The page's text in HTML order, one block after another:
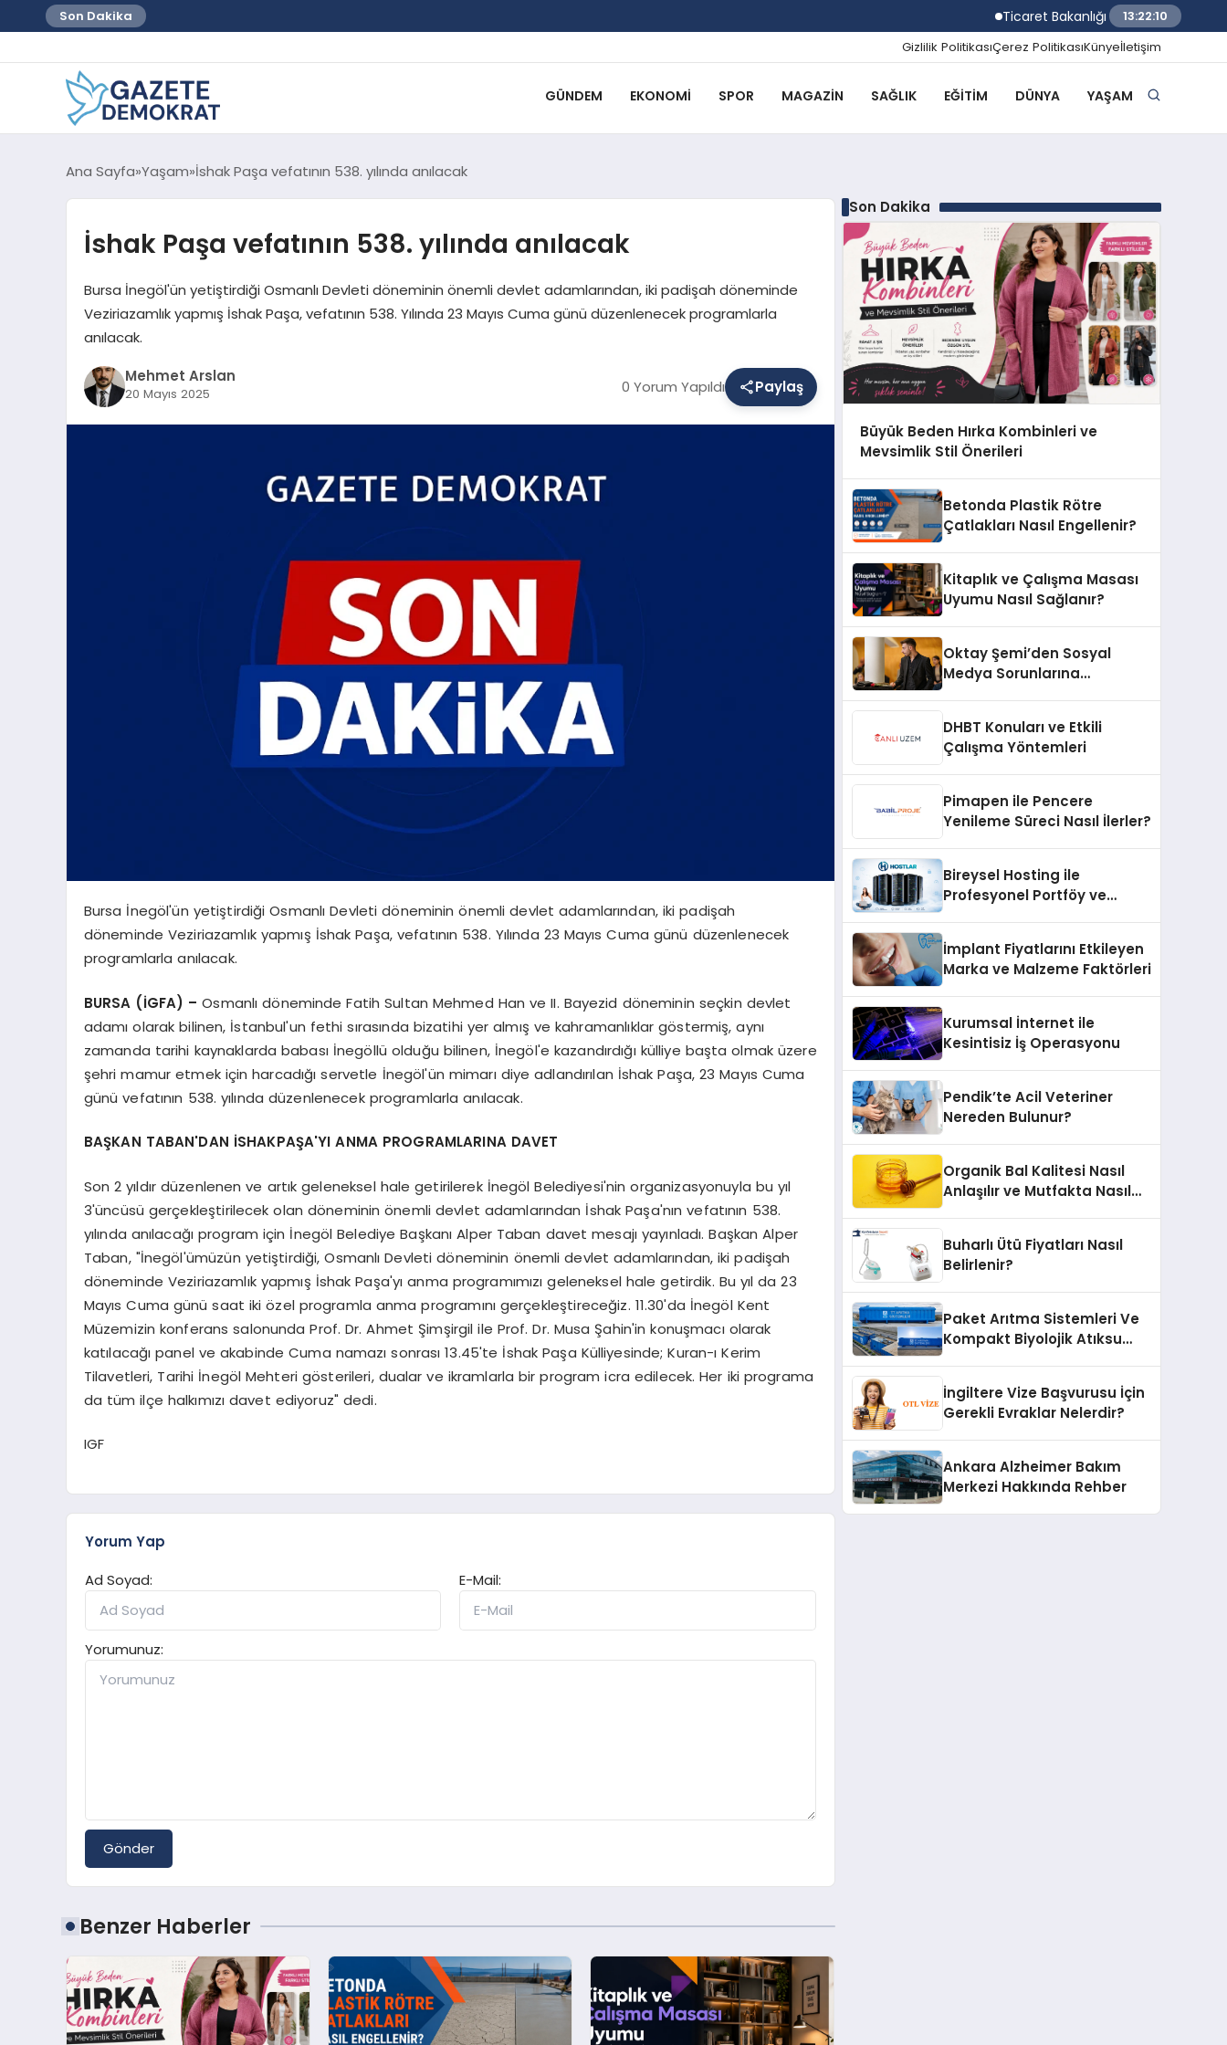
Son Dakika Ticaret Bakanlığı Ekipleri 2026 Yılında
13:22:11
Gizlilik PolitikasıÇerez PolitikasıKünyeİletişim
GÜNDEM EKONOMI SPOR MAGAZIN SAĞLIK EĞITIM DÜNYA YAŞAM
Ana Sayfa Yaşam İshak Paşa vefatının 538. yılında anılacak
İshak Paşa vefatının 538. yılında anılacak
Bursa İnegöl'ün yetiştirdiği Osmanlı Devleti döneminin önemli devlet adamlarından, iki padişah döneminde
Veziriazamlık yapmış İshak Paşa, vefatının 538. Yılında 23 Mayıs Cuma günü düzenlenecek programlarla
anılacak.
Mehmet Arslan
20 Mayıs 2025 0 Yorum Yapıldı Paylaş
Bursa İnegöl'ün yetiştirdiği Osmanlı Devleti döneminin önemli devlet adamlarından, iki padişah
döneminde Veziriazamlık yapmış İshak Paşa, vefatının 538. Yılında 23 Mayıs Cuma günü düzenlenecek
programlarla anılacak.
BURSA (İGFA) –Osmanlı döneminde Fatih Sultan Mehmed Han ve II. Bayezid döneminin seçkin devlet
adamı olarak bilinen, İstanbul'un fethi sırasında bizatihi yer almış ve kahramanlıklar göstermiş, aynı
zamanda tarihi kaynaklarda babası İnegöllü olduğu bilinen, İnegöl'e kazandırdığı külliye başta olmak üzere
şehri mamur etmek için harcadığı servetle İnegöl'ün mimarı diye adlandırılan İshak Paşa, 23 Mayıs Cuma
günü vefatının 538. yılında düzenlenecek programlarla anılacak.
BAŞKAN TABAN'DAN İSHAKPAŞA'YI ANMA PROGRAMLARINA DAVET
Son 2 yıldır düzenlenen ve artık geleneksel hale getirilerek İnegöl Belediyesi'nin organizasyonuyla bu yıl
3'üncüsü gerçekleştirilecek olan döneminin önemli devlet adamlarından İshak Paşa'nın vefatının 538.
yılında anılacağı program için İnegöl Belediye Başkanı Alper Taban davet mesajı yayınladı. Başkan Alper
Taban, "İnegöl'ümüzün yetiştirdiği, Osmanlı Devleti döneminin önemli devlet adamlarından, iki padişah
döneminde Veziriazamlık yapmış İshak Paşa'yı anma programımızı geleneksel hale getirdik. Bu yıl da 23
Mayıs Cuma günü saat iki özel programla anma programını gerçekleştireceğiz. 11.30'da İnegöl Kent
Müzemizin konferans salonunda Prof. Dr. Ahmet Şimşirgil ile Prof. Dr. Musa Şahin'in konuşmacı olarak
katılacağı panel ve akabinde Cuma namazı sonrası 13.45'te İshak Paşa Külliyesinde; Kuran-ı Kerim
Tilavetleri, Tarihi İnegöl Mehteri gösterileri, dualar ve ikramlarla bir program icra edilecek. Her iki programa
da tüm ilçe halkımızı davet ediyoruz" dedi.
IGF
Yorum Yap
Ad Soyad:
E-Mail:
Yorumunuz:
Gönder
Benzer Haberler
Son Dakika
Büyük Beden Hırka Kombinleri ve
Mevsimlik Stil Önerileri
Betonda Plastik Rötre
Çatlakları Nasıl Engellenir?
Kitaplık ve Çalışma Masası
Uyumu Nasıl Sağlanır?
Oktay Şemi’den Sosyal
Medya Sorunlarına
DHBT Konuları ve Etkili
Çalışma Yöntemleri
Pimapen ile Pencere
Yenileme Süreci Nasıl İlerler?
Bireysel Hosting ile
Profesyonel Portföy ve
İmplant Fiyatlarını Etkileyen
Marka ve Malzeme Faktörleri
Kurumsal İnternet ile
Kesintisiz İş Operasyonu
Pendik’te Acil Veteriner
Nereden Bulunur?
Organik Bal Kalitesi Nasıl
Anlaşılır ve Mutfakta Nasıl
Buharlı Ütü Fiyatları Nasıl
Belirlenir?
Paket Arıtma Sistemleri Ve
Kompakt Biyolojik Atıksu
İngiltere Vize Başvurusu İçin
Gerekli Evraklar Nelerdir?
Ankara Alzheimer Bakım
Merkezi Hakkında Rehber